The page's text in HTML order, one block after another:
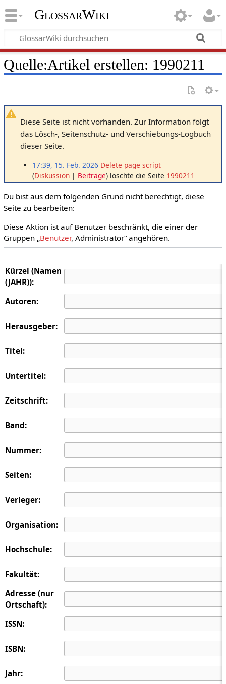
GlossarWiki
Quelle:Artikel erstellen: 1990211
Diese Seite ist nicht vorhanden. Zur Information folgt
das Lösch-, Seitenschutz- und Verschiebungs-Logbuch
dieser Seite.
17:39, 15. Feb. 2026 Delete page script
Diskussion
Beiträge löschte die Seite 1990211
Du bist aus dem folgenden Grund nicht berechtigt, diese
Seite zu bearbeiten:
Diese Aktion ist auf Benutzer beschränkt, die einer der
Gruppen „ Benutzer, Administrator“ angehören.
Kürzel (Namen
(JAHR)):
Autoren:
Herausgeber:
Titel:
Untertitel:
Zeitschrift:
Band:
Nummer:
Seiten:
Verleger:
Organisation:
Hochschule:
Fakultät:
Adresse (nur
Ortschaft):
ISSN:
ISBN:
Jahr: